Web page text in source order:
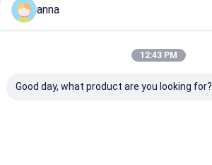
anna
12:43 PM
Good day, what product are you looking for?